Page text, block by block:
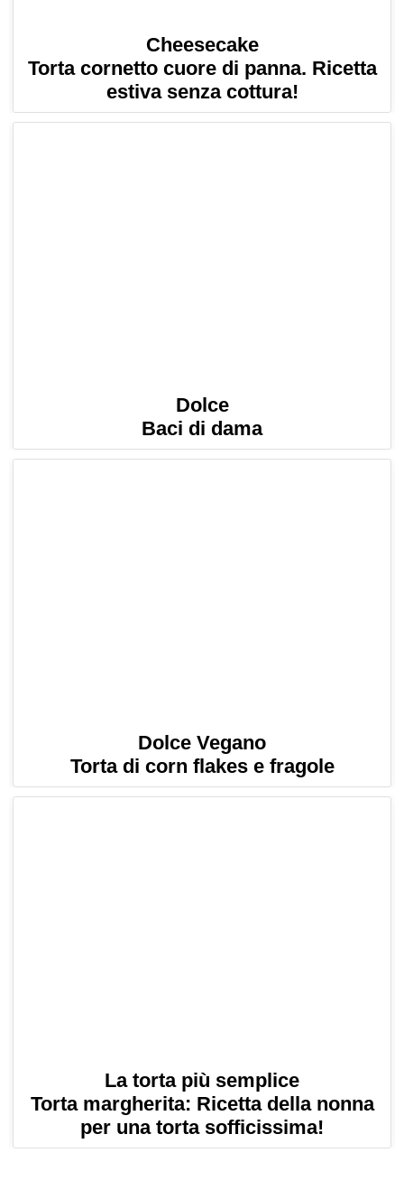
Cheesecake
Torta cornetto cuore di panna. Ricetta
estiva senza cottura!
Dolce
Baci di dama
Dolce Vegano
Torta di corn flakes e fragole
La torta più semplice
Torta margherita: Ricetta della nonna
per una torta sofficissima!